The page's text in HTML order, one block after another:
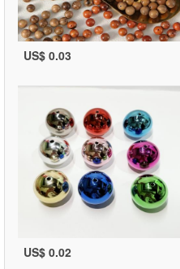
US$ 0.03
US$ 0.02